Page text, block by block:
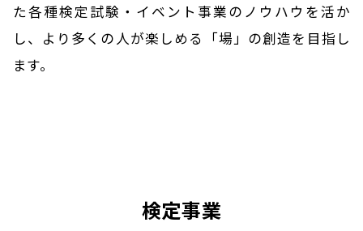
た各種検定試験・イベント事業のノウハウを活か
し、より多くの人が楽しめる「場」の創造を目指し
ます。
検定事業